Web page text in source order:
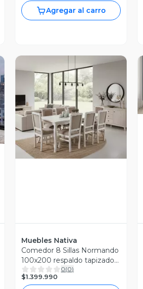
Agregar al carro
Vista Previa
Muebles Nativa
Comedor 8 Sillas Normando
100x200 respaldo tapizado
Beige
0(0)
$1.399.990